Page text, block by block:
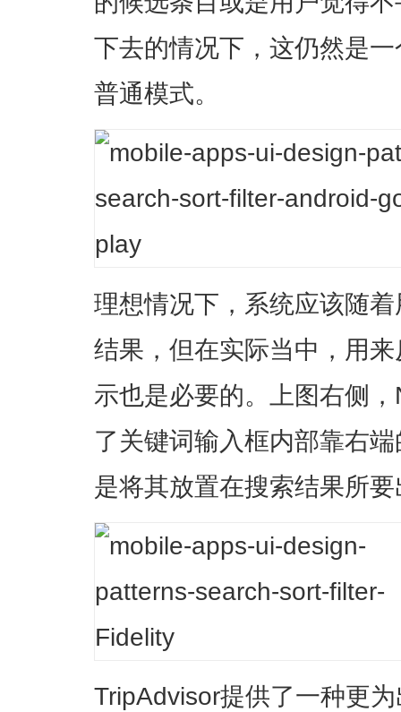
下去的情况下，这仍然是
普通模式。
理想情况下，系统应该随
结果，但在实际当中，用
示也是必要的。上图右侧
了关键词输入框内部靠右
是将其放置在搜索结果所
TripAdvisor提供了一种更